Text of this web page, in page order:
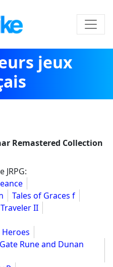
jeux
Remastered Collection
JRPG:
Tales of Graces f
II
Rune and Dunan